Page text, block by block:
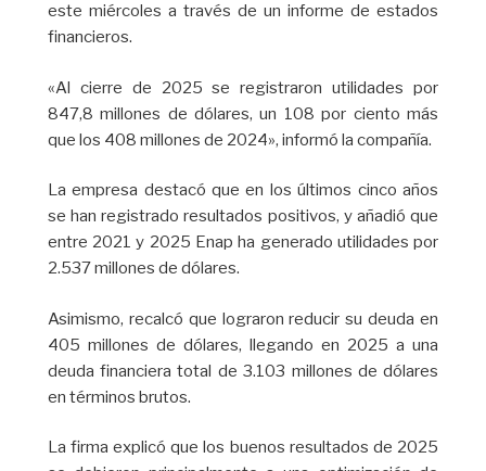
este miércoles a través de un informe de estados
financieros.
«Al cierre de 2025 se registraron utilidades por
847,8 millones de dólares, un 108 por ciento más
que los 408 millones de 2024», informó la compañía.
La empresa destacó que en los últimos cinco años
se han registrado resultados positivos, y añadió que
entre 2021 y 2025 Enap ha generado utilidades por
2.537 millones de dólares.
Asimismo, recalcó que lograron reducir su deuda en
405 millones de dólares, llegando en 2025 a una
deuda financiera total de 3.103 millones de dólares
en términos brutos.
La firma explicó que los buenos resultados de 2025